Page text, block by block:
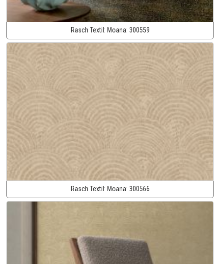
Rasch Textil: Moana: 300559
Rasch Textil: Moana: 300566